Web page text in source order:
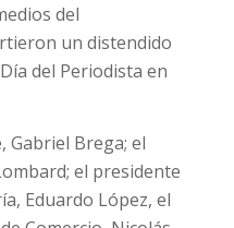
del
un distendido
del Periodista en
Gabriel Brega; el
el presidente
Eduardo López, el